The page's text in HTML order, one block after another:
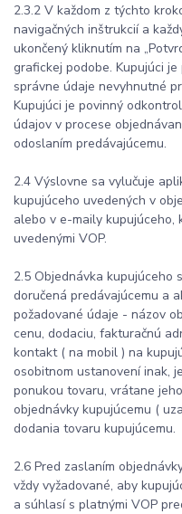
2.3.2 V každom z týchto
navigačných inštrukcií a
ukončený kliknutím na
grafickej podobe. Kupujúci
správne údaje nevyhnutné
Kupujúci je povinný
údajov v procese
odoslaním predávajúcemu.
2.4 Výslovne sa vylučuje
kupujúceho uvedených v
alebo v e-maily
uvedenými VOP.
2.5 Objednávka kupujúceho
doručená predávajúcemu a
požadované údaje - názov
cenu, dodaciu, fakturačnú
kontakt ( na mobil ) na
osobitnom ustanovení inak,
ponukou tovaru, vrátane
objednávky kupujúcemu (
dodania tovaru kupujúcemu.
2.6 Pred zaslaním
vždy vyžadované, aby
a súhlasí s platnými VOP